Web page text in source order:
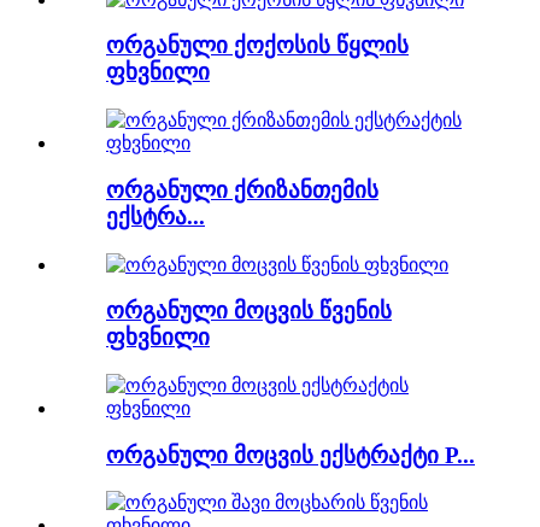
ორგანული ქოქოსის წყლის
ფხვნილი
ორგანული ქრიზანთემის
ექსტრა...
ორგანული მოცვის წვენის
ფხვნილი
ორგანული მოცვის ექსტრაქტი P...